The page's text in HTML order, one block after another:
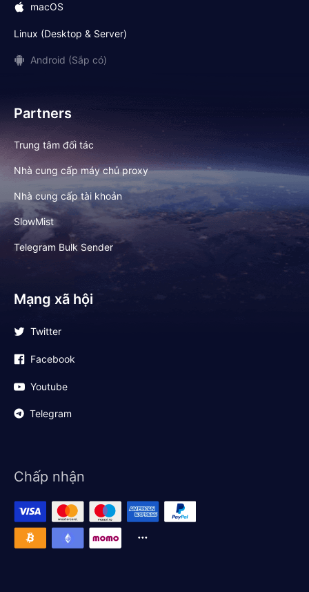
macOS
Linux (Desktop & Server)
Android (Sắp có)
Partners
Trung tâm đối tác
Nhà cung cấp máy chủ proxy
Nhà cung cấp tài khoản
SlowMist
Telegram Bulk Sender
Mạng xã hội
Twitter
Facebook
Youtube
Telegram
Chấp nhận